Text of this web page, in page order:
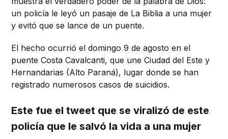
un policía le leyó un pasaje de La Biblia a una mujer
y evitó que se lance de un puente.
El hecho ocurrió el domingo 9 de agosto en el
puente Costa Cavalcanti, que une Ciudad del Este y
Hernandarias (Alto Paraná), lugar donde se han
registrado numerosos casos de suicidios.
Este fue el tweet que se viralizó de este
policía que le salvó la vida a una mujer